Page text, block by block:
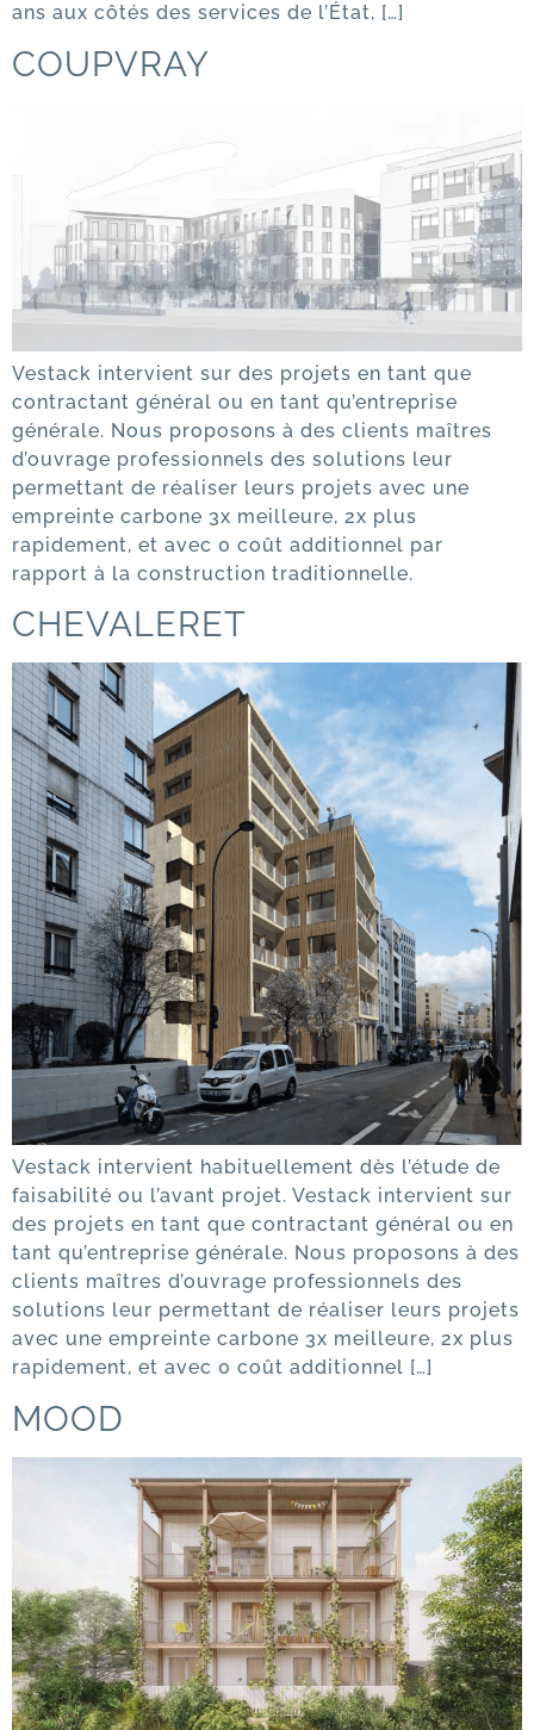
ans aux côtés des services de l’État, […]
COUPVRAY
Vestack intervient sur des projets en tant que
contractant général ou en tant qu’entreprise
générale. Nous proposons à des clients maîtres
d’ouvrage professionnels des solutions leur
permettant de réaliser leurs projets avec une
empreinte carbone 3x meilleure, 2x plus
rapidement, et avec 0 coût additionnel par
rapport à la construction traditionnelle.
CHEVALERET
Vestack intervient habituellement dès l’étude de
faisabilité ou l’avant projet. Vestack intervient sur
des projets en tant que contractant général ou en
tant qu’entreprise générale. Nous proposons à des
clients maîtres d’ouvrage professionnels des
solutions leur permettant de réaliser leurs projets
avec une empreinte carbone 3x meilleure, 2x plus
rapidement, et avec 0 coût additionnel […]
MOOD